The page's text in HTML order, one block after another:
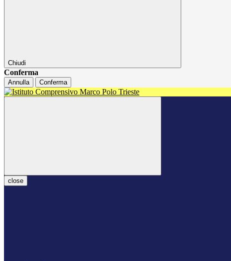
Chiudi
Conferma
Annulla Conferma
close